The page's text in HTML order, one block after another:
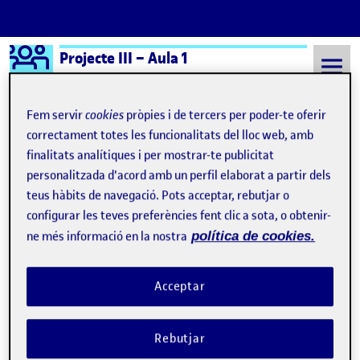
Saltar al contingut
Logo Ágora
Projecte III – Aula 1
Semestre 20241 - Aula 1 A los siguientes les irá más bien mal
A los siguientes les irá
más bien mal
La biografía como Historia
Úrsula Bischofberger Valdes
Bischofberger U (2024) Borrador de diagrama sobre la biografía
como Historia humana (Dibujo en A3 con lápices, rotuladores y
Fem servircookies pròpies i de tercers per poder-te oferir
correctament totes les funcionalitats del lloc web, amb
finalitats analítiques i per mostrar-te publicitat
personalitzada d'acord amb un perfil elaborat a partir dels
teus hàbits de navegació. Pots acceptar, rebutjar o
configurar les teves preferències fent clic a sota, o obtenir-
ne més informació en la nostra política de cookies.
Rebutjar
Acceptar